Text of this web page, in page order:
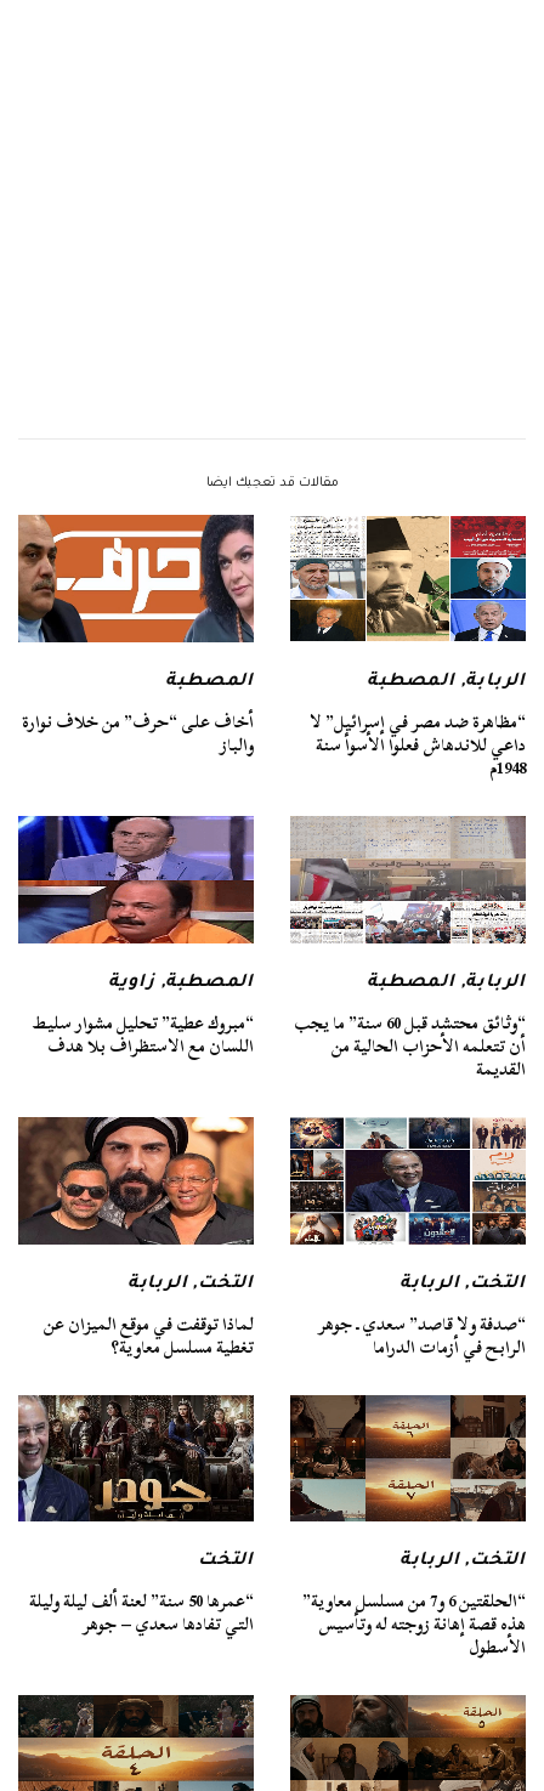
مقالات قد تعجبك ايضا
الربابة,المصطبة
“مظاهرة ضد مصر في إسرائيل” لا
داعي للاندهاش فعلوا الأسوأ سنة
1948م
المصطبة
أخاف على “حرف” من خلاف نوارة
والباز
الربابة,المصطبة
“وثائق محتشد قبل 60 سنة” ما يجب
أن تتعلمه الأحزاب الحالية من
القديمة
المصطبة, زاوية
“مبروك عطية” تحليل مشوار سليط
اللسان مع الاستظراف بلا هدف
التخت,الربابة
“صدفة ولا قاصد” سعدي ـ جوهر
الرابح في أزمات الدراما
التخت,الربابة
لماذا توقفت في موقع الميزان عن
تغطية مسلسل معاوية؟
التخت,الربابة
“الحلقتين 6 و7 من مسلسل معاوية”
هذه قصة إهانة زوجته له وتأسيس
الأسطول
التخت
“عمرها 50 سنة” لعنة ألف ليلة وليلة
التي تفادها سعدي – جوهر